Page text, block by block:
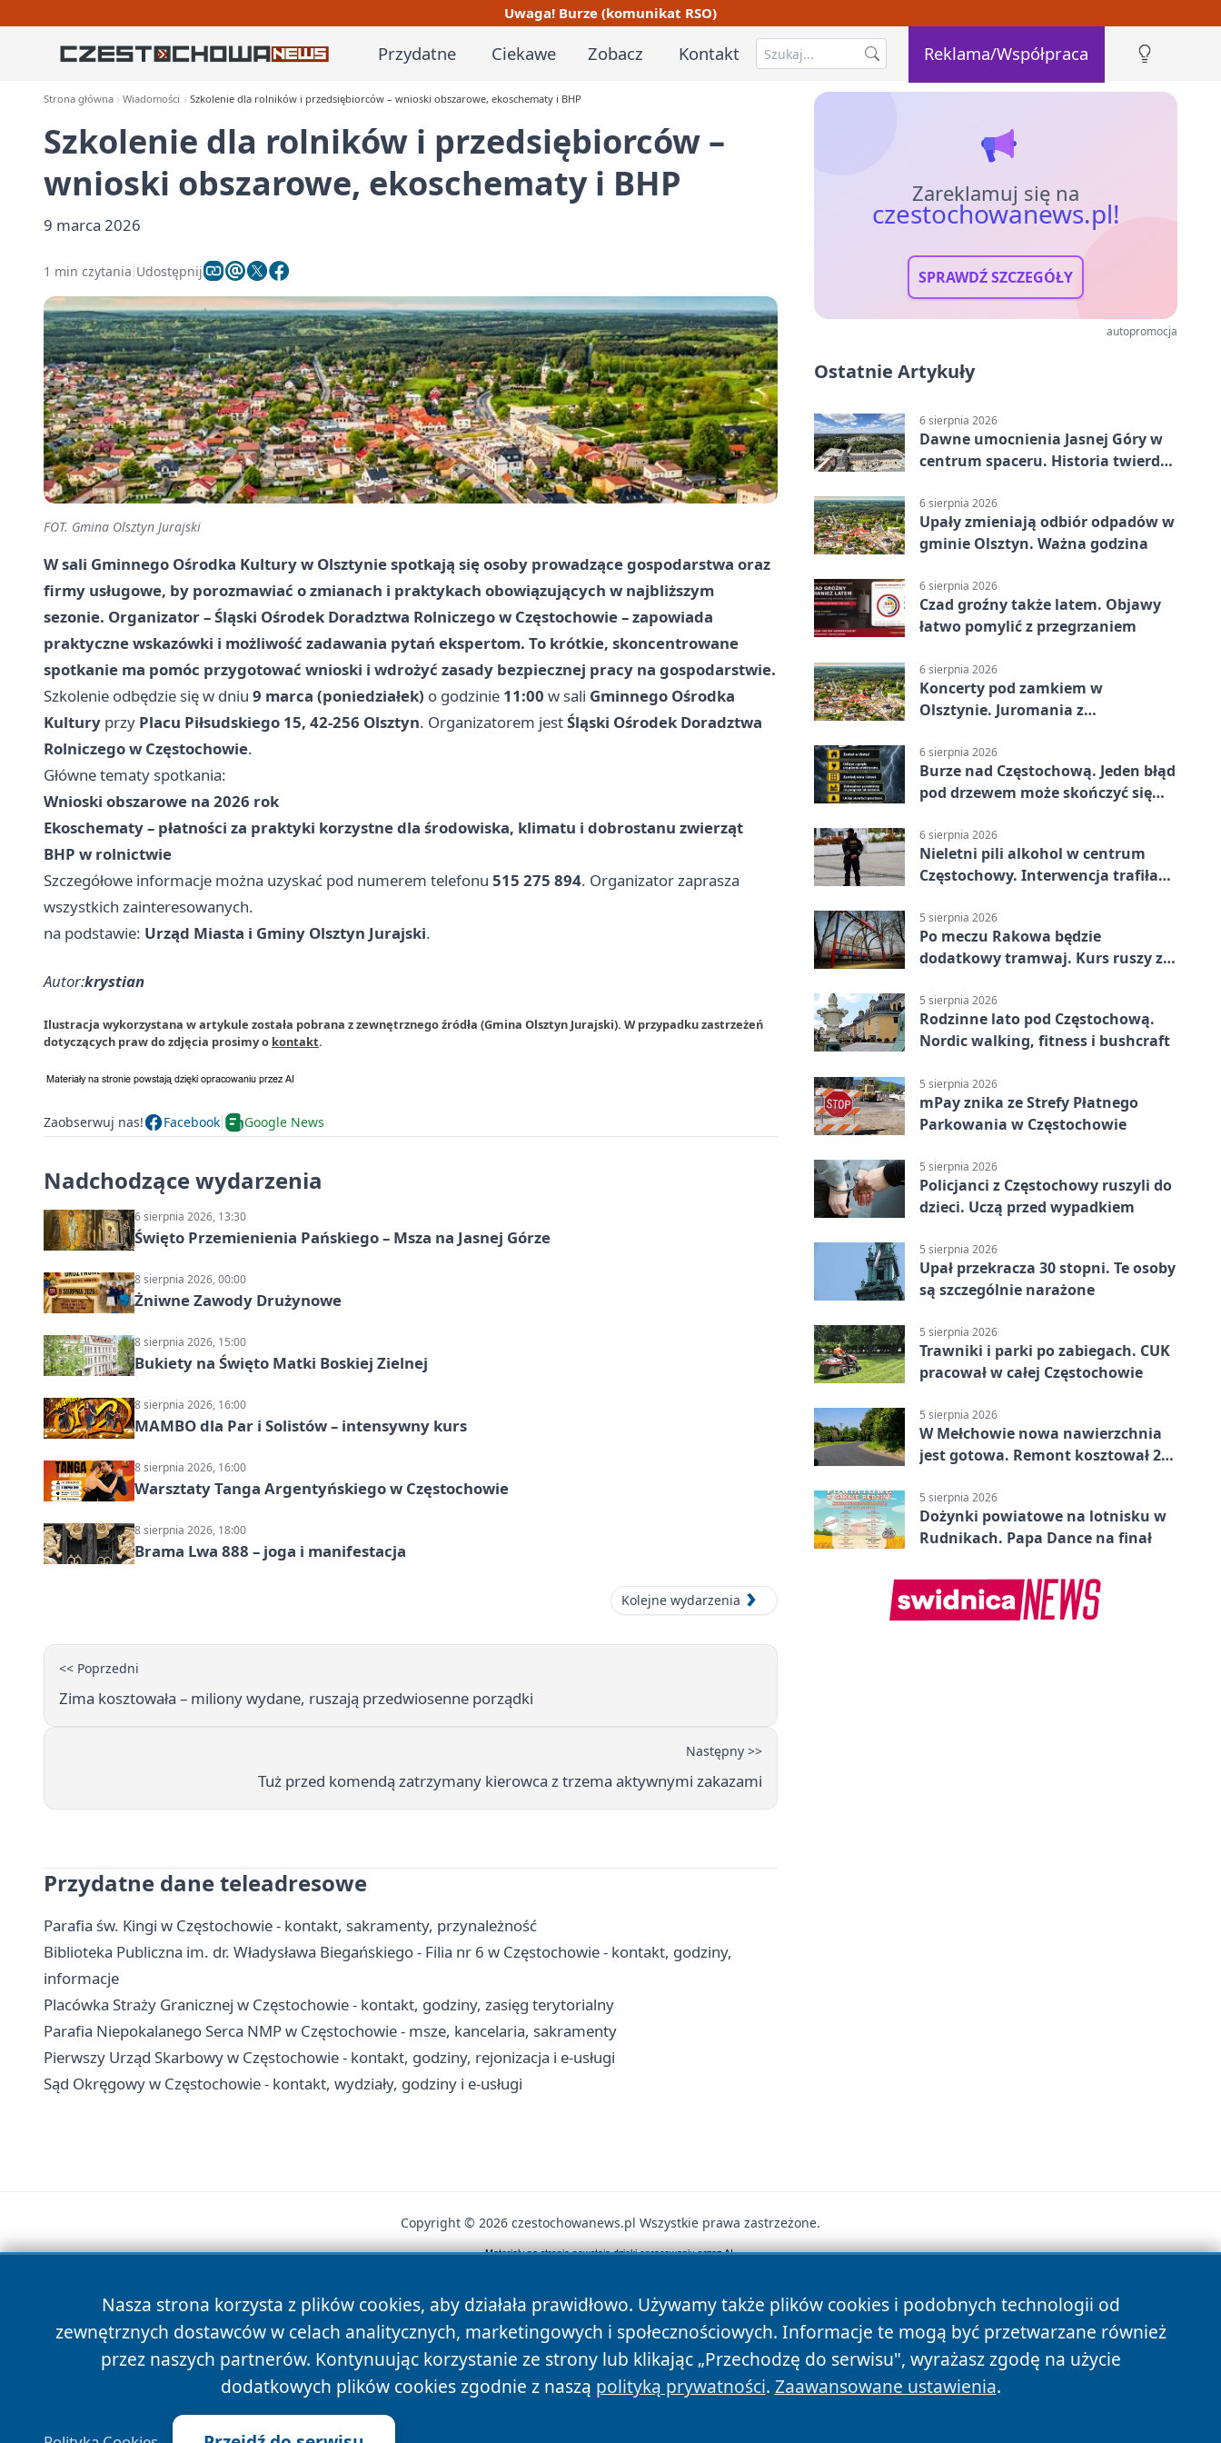
Uwaga! Burze (komunikat RSO)
Przydatne Ciekawe Zobacz Kontakt Reklama/Współpraca
Strona główna Wiadomości Szkolenie dla rolników i przedsiębiorców – wnioski obszarowe, ekoschematy i BHP
Szkolenie dla rolników i przedsiębiorców –
wnioski obszarowe, ekoschematy i BHP
9 marca 2026
1 min czytania Udostępnij
FOT. Gmina Olsztyn Jurajski
W sali Gminnego Ośrodka Kultury w Olsztynie spotkają się osoby prowadzące gospodarstwa oraz
firmy usługowe, by porozmawiać o zmianach i praktykach obowiązujących w najbliższym
sezonie. Organizator – Śląski Ośrodek Doradztwa Rolniczego w Częstochowie – zapowiada
praktyczne wskazówki i możliwość zadawania pytań ekspertom. To krótkie, skoncentrowane
spotkanie ma pomóc przygotować wnioski i wdrożyć zasady bezpiecznej pracy na gospodarstwie.
Szkolenie odbędzie się w dniu 9 marca (poniedziałek) o godzinie 11:00 w sali Gminnego Ośrodka
Kultury przy Placu Piłsudskiego 15, 42-256 Olsztyn. Organizatorem jestŚląski Ośrodek Doradztwa
Rolniczego w Częstochowie.
Główne tematy spotkania:
Wnioski obszarowe na 2026 rok
Ekoschematy – płatności za praktyki korzystne dla środowiska, klimatu i dobrostanu zwierząt
BHP w rolnictwie
Szczegółowe informacje można uzyskać pod numerem telefonu 515 275 894. Organizator zaprasza
wszystkich zainteresowanych.
na podstawie: Urząd Miasta i Gminy Olsztyn Jurajski.
Autor:krystian
Ilustracja wykorzystana w artykule została pobrana z zewnętrznego źródła (Gmina Olsztyn Jurajski). W przypadku zastrzeżeń
dotyczących praw do zdjęcia prosimy o kontakt.
Zaobserwuj nas! Facebook Google News
Nadchodzące wydarzenia
6 sierpnia 2026, 13:30
Święto Przemienienia Pańskiego – Msza na Jasnej Górze
8 sierpnia 2026, 00:00
Żniwne Zawody Drużynowe
8 sierpnia 2026, 15:00
Bukiety na Święto Matki Boskiej Zielnej
8 sierpnia 2026, 16:00
MAMBO dla Par i Solistów – intensywny kurs
8 sierpnia 2026, 16:00
Warsztaty Tanga Argentyńskiego w Częstochowie
8 sierpnia 2026, 18:00
Brama Lwa 888 – joga i manifestacja
Kolejne wydarzenia
<< Poprzedni
Zima kosztowała – miliony wydane, ruszają przedwiosenne porządki
Następny >>
Tuż przed komendą zatrzymany kierowca z trzema aktywnymi zakazami
Przydatne dane teleadresowe
Parafia św. Kingi w Częstochowie - kontakt, sakramenty, przynależność
Biblioteka Publiczna im. dr. Władysława Biegańskiego - Filia nr 6 w Częstochowie - kontakt, godziny,
informacje
Placówka Straży Granicznej w Częstochowie - kontakt, godziny, zasięg terytorialny
Parafia Niepokalanego Serca NMP w Częstochowie - msze, kancelaria, sakramenty
Pierwszy Urząd Skarbowy w Częstochowie - kontakt, godziny, rejonizacja i e-usługi
Sąd Okręgowy w Częstochowie - kontakt, wydziały, godziny i e-usługi
Zareklamuj się na
czestochowanews.pl!
SPRAWDŹ SZCZEGÓŁY
autopromocja
Ostatnie Artykuły
6 sierpnia 2026
Dawne umocnienia Jasnej Góry w
centrum spaceru. Historia twierdzy
6 sierpnia 2026
Upały zmieniają odbiór odpadów w
gminie Olsztyn. Ważna godzina
6 sierpnia 2026
Czad groźny także latem. Objawy
łatwo pomylić z przegrzaniem
6 sierpnia 2026
Koncerty pod zamkiem w
Olsztynie. Juromania z
6 sierpnia 2026
Burze nad Częstochową. Jeden błąd
pod drzewem może skończyć się
6 sierpnia 2026
Nieletni pili alkohol w centrum
Częstochowy. Interwencja trafiła
5 sierpnia 2026
Po meczu Rakowa będzie
dodatkowy tramwaj. Kurs ruszy ze
5 sierpnia 2026
Rodzinne lato pod Częstochową.
Nordic walking, fitness i bushcraft
5 sierpnia 2026
mPay znika ze Strefy Płatnego
Parkowania w Częstochowie
5 sierpnia 2026
Policjanci z Częstochowy ruszyli do
dzieci. Uczą przed wypadkiem
5 sierpnia 2026
Upał przekracza 30 stopni. Te osoby
są szczególnie narażone
5 sierpnia 2026
Trawniki i parki po zabiegach. CUK
pracował w całej Częstochowie
5 sierpnia 2026
W Mełchowie nowa nawierzchnia
jest gotowa. Remont kosztował 222
5 sierpnia 2026
Dożynki powiatowe na lotnisku w
Rudnikach. Papa Dance na finał
Nasza strona korzysta z plików cookies, aby działała prawidłowo. Używamy także plików cookies i podobnych technologii od
zewnętrznych dostawców w celach analitycznych, marketingowych i społecznościowych. Informacje te mogą być przetwarzane również
przez naszych partnerów. Kontynuując korzystanie ze strony lub klikając „Przechodzę do serwisu", wyrażasz zgodę na użycie
dodatkowych plików cookies zgodnie z naszą polityką prywatności. Zaawansowane ustawienia.
Copyright © 2026 czestochowanews.pl Wszystkie prawa zastrzeżone.